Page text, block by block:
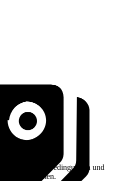
B. Rückgabebedingungen und